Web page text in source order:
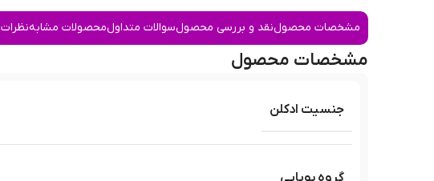
مشخصات محصولنقد و بررسی محصولسوالات متداولمحصولات مشابهنظرات
مشخصات محصول
جنسیت ادکلن
گروه بویایی